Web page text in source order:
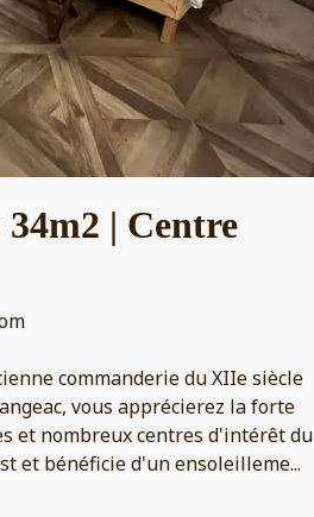
| Centre
commanderie du XIIe siècle
vous apprécierez la forte
et nombreux centres d'intérêt du
et bénéficie d'un ensoleilleme...